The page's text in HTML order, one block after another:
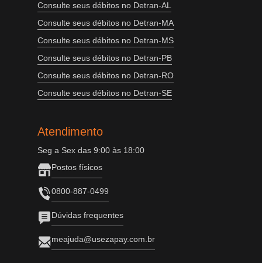
Consulte seus débitos no Detran-AL
Consulte seus débitos no Detran-MA
Consulte seus débitos no Detran-MS
Consulte seus débitos no Detran-PB
Consulte seus débitos no Detran-RO
Consulte seus débitos no Detran-SE
Atendimento
Seg a Sex das 9:00 às 18:00
Postos físicos
0800-887-0499
Dúvidas frequentes
meajuda@usezapay.com.br